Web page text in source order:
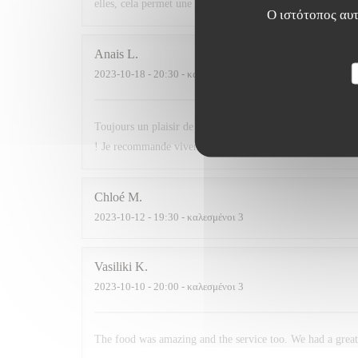
Ο ιστότοπος
elles, cela permet une soirée à discuter entre amis sans
Anais L
2023-10-18 - 20:30 - καλεσμένοι 2
Toujours un plaisir de dîner au Siamsa, la carte ne déçoit
! Je recommande vivement
Chloé M
2023-10-12 - 19:30 - καλεσμένοι 3
Vasiliki K
2023-10-10 - 20:00 - καλεσμένοι 3
The food was amazing and the service too. We had a